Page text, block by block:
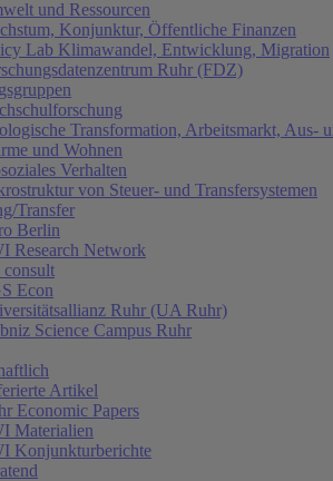
und Ressourcen
Konjunktur, Öffentliche Finanzen
Lab Klimawandel, Entwicklung, Migration
Ruhr (FDZ)
Transformation, Arbeitsmarkt, Aus-
und Wohnen
Verhalten
von Steuer- und Transfersystemen
Transfer
Berlin
Research Network
Econ
Ruhr (UA Ruhr)
Science Campus Ruhr
Artikel
Economic Papers
Materialien
Konjunkturberichte